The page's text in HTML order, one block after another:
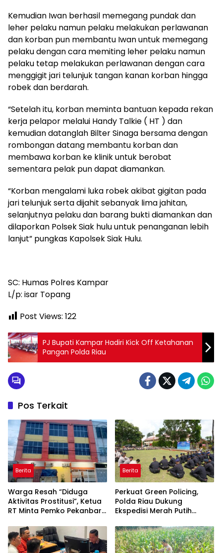
Kemudian Iwan berhasil memegang pundak dan
leher pelaku namun pelaku melakukan perlawanan
dan korban pun membantu Iwan untuk memegang
pelaku dengan cara memiting leher pelaku namun
pelaku tetap melakukan perlawanan dengan cara
menggigit jari telunjuk tangan kanan korban hingga
robek dan berdarah.
“Setelah itu, korban meminta bantuan kepada rekan
kerja pelapor melalui Handy Talkie ( HT ) dan
kemudian datanglah Bilter Sinaga bersama dengan
rombongan datang membantu korban dan
membawa korban ke klinik untuk berobat
sementara pelak pun dapat diamankan.
“Korban mengalami luka robek akibat gigitan pada
jari telunjuk serta dijahit sebanyak lima jahitan,
selanjutnya pelaku dan barang bukti diamankan dan
dilaporkan Polsek Siak hulu untuk penanganan lebih
lanjut” pungkas Kapolsek Siak Hulu.
SC: Humas Polres Kampar
L/p: isar Topang
Post Views: 122
PJ Bupati Kampar Hadiri Kick Off Ketahanan
Pangan Polda Riau
Pos Terkait
Berita
Warga Resah “Diduga
Aktivitas Prostitusi”, Ketua
RT Minta Pemko Pekanbaru
Aktivitas Z Homestay di
Jalan Tanjung Datuk
Berita
Perkuat Green Policing,
Polda Riau Dukung
Ekspedisi Merah Putih
Penanaman Mangrove